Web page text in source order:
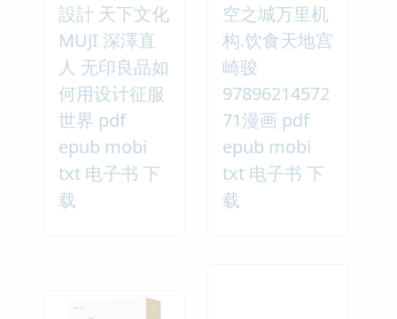
設計 天下文化
MUJI 深澤直
人 无印良品如
何用设计征服
世界 pdf
epub mobi
txt 电子书 下
载
空之城万里机
构.饮食天地宫
崎骏
97896214572
71漫画 pdf
epub mobi
txt 电子书 下
载